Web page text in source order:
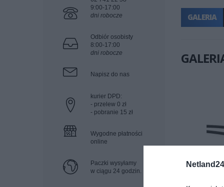
9:00-17:00
dni robocze
Odbiór osobisty
8:00-17:00
dni robocze
Napisz do nas
kurier DPD:
- przelew 0 zł
- pobranie 15 zł
Wygodne płatności
online
Paczki wysyłamy
w ciągu 24 godzin.
GALERIA